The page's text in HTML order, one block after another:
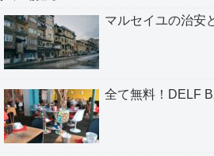
マルセイユの治安
全て無料！DELF